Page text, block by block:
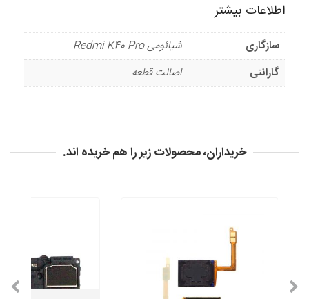
اطلاعات بیشتر
سازگاری
شیائومی Redmi K40 Pro
گارانتی
اصالت قطعه
خریداران، محصولات زیر را هم خریده اند.